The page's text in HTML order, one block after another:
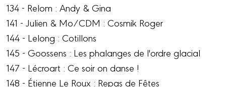
134 - Relom : Andy & Gina
141 - Julien & Mo/CDM : Cosmik Roger
144 - Lelong : Cotillons
145 - Goossens : Les phalanges de l'ordre glacial
147 - Lécroart : Ce soir on danse !
148 - Étienne Le Roux : Repas de Fêtes